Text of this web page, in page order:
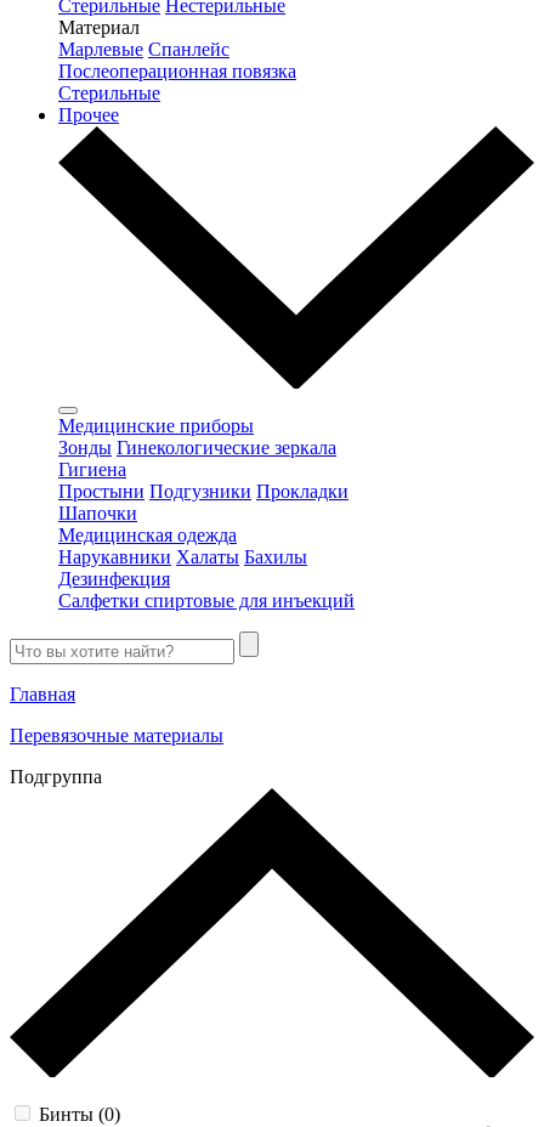
Стерильные Нестерильные
Материал
Марлевые Спанлейс
Послеоперационная повязка
Стерильные
Прочее
Медицинские приборы
Зонды Гинекологические зеркала
Гигиена
Простыни Подгузники Прокладки
Шапочки
Медицинская одежда
Нарукавники Халаты Бахилы
Дезинфекция
Салфетки спиртовые для инъекций
Главная
Перевязочные материалы
Подгруппа
Бинты (0)